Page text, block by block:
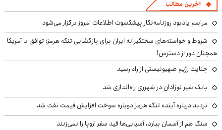
آخرین مطالب
مراسم یادبود روزنامه‌نگار پیشکسوت اطلاعات امروز برگزار می‌شود
شروط و خواسته‌های سختگیرانه ایران برای بازگشایی تنگه هرمز؛ توافق با آمریکا
همچنان دور از دسترس!
جنایت رژیم صهیونیستی از راه رسید
بانک شیر نوزادان در شهرری راه‌اندازی شد
تردید درباره آینده تنگه هرمز دوباره سوخت افزایش قیمت نفت شد
سنگ هم از آسمان ببارد، آسیایی‌ها قید سفر اروپا را نمی‌زنند